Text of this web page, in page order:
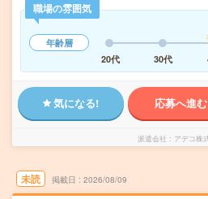
職場の雰囲気
年齢層
20代
30代
気になる! 応募へ進む
派遣会社 アデコ株
未読 掲載日 2026/08/09